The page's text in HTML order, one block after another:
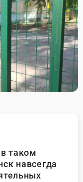
таком
навсегда